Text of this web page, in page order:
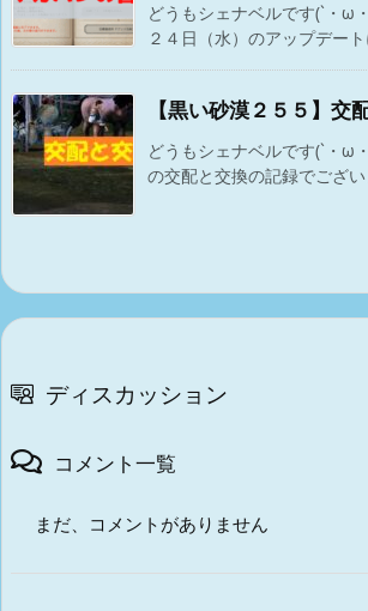
どうもシェナベルです(`・ω
２４日（水）のアップデー
【黒い砂漠２５５】交
どうもシェナベルです(`・ω
の交配と交換の記録でござ
ディスカッション
コメント一覧
まだ、コメントがありません